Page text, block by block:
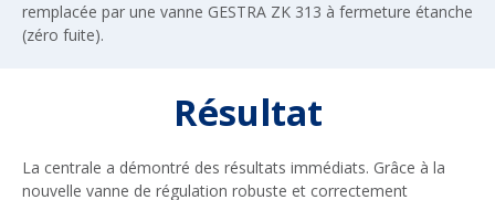
remplacée par une vanne GESTRA ZK 313 à fermeture étanche
(zéro fuite).
Résultat
La centrale a démontré des résultats immédiats. Grâce à la
nouvelle vanne de régulation robuste et correctement